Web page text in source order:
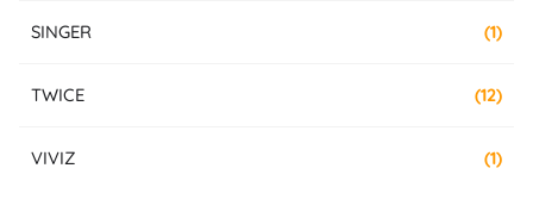
SINGER (1)
TWICE (12)
VIVIZ (1)